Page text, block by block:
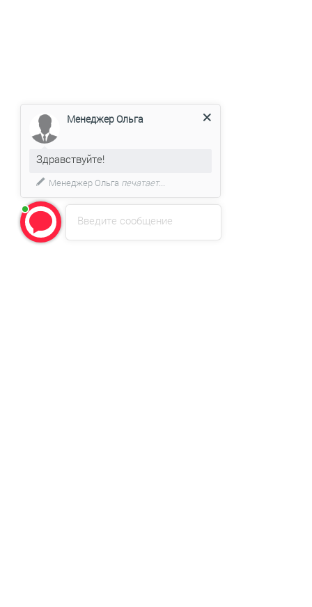
Введите сообщение
Менеджер Ольга
Здравствуйте!
Менеджер Ольга печатает...